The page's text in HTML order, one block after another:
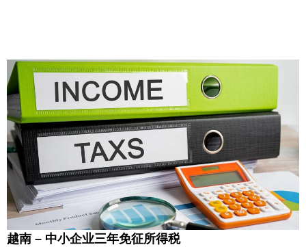
越南 – 中小企业三年免征所得税